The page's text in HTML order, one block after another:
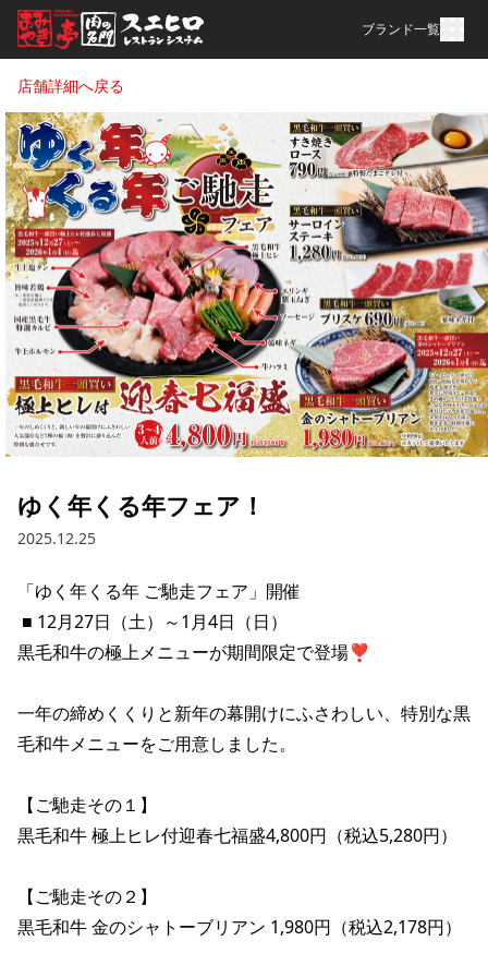
ブランド一覧
店舗詳細へ戻る
ゆく年くる年フェア！
2025.12.25
「ゆく年くる年 ご馳走フェア」開催
黒毛和牛の極上メニューが期間限定で登場❣
一年の締めくくりと新年の幕開けにふさわしい、特別な黒
毛和牛メニューをご用意しました。
【ご馳走その１】
黒毛和牛 極上ヒレ付迎春七福盛4,800円（税込5,280円）
【ご馳走その２】
黒毛和牛 金のシャトーブリアン 1,980円（税込2,178円）